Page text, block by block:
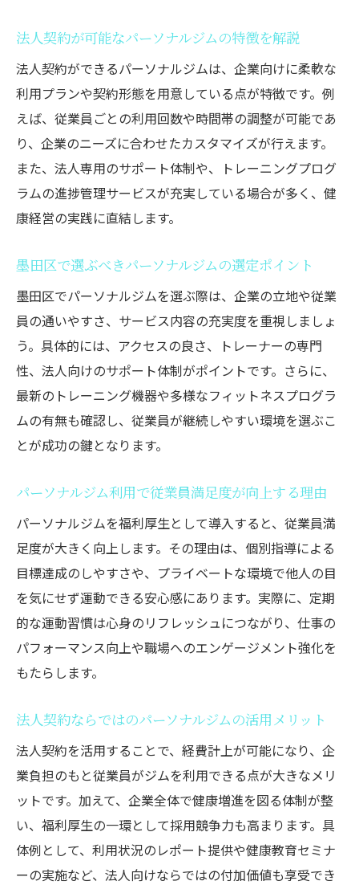
用ノウハウ
パーソナルジム導入でチームワークが強化
される背景
法人契約で得られるパーソナルジムの特別
なサービス
健康経営を支えるパーソナルジム導入のすすめ
パーソナルジム導入が企業の健康経営を支
える理由
健康経営にパーソナルジムを選択するメリ
従業員の健康意識を高めるパーソナルジム
パーソナルジム法人契約で実現する健康サ
ポート体制
健康経営の一環としてのパーソナルジム選
びのコツ
パーソナルジム法人契約の経費処理で押さ
えるべき点
経費として認められるパーソナルジム利用
の条件
パーソナルジム法人契約と福利厚生費の関
係を解説
税務面で注意したいパーソナルジム法人契
約の実務
就業規則とパーソナルジム法人契約の整備
従業員のためのジム福利厚生活用ガイド
パーソナルジム福利厚生制度の活用方法を
紹介
従業員が満足するパーソナルジム利用プラ
ンの選び方
法人契約が可能なパーソナルジムの特徴を解説
法人契約ができるパーソナルジムは、企業向けに柔軟な
利用プランや契約形態を用意している点が特徴です。例
えば、従業員ごとの利用回数や時間帯の調整が可能であ
り、企業のニーズに合わせたカスタマイズが行えます。
また、法人専用のサポート体制や、トレーニングプログ
ラムの進捗管理サービスが充実している場合が多く、健
康経営の実践に直結します。
墨田区で選ぶべきパーソナルジムの選定ポイント
墨田区でパーソナルジムを選ぶ際は、企業の立地や従業
員の通いやすさ、サービス内容の充実度を重視しましょ
う。具体的には、アクセスの良さ、トレーナーの専門
性、法人向けのサポート体制がポイントです。さらに、
最新のトレーニング機器や多様なフィットネスプログラ
ムの有無も確認し、従業員が継続しやすい環境を選ぶこ
とが成功の鍵となります。
パーソナルジム利用で従業員満足度が向上する理由
パーソナルジムを福利厚生として導入すると、従業員満
足度が大きく向上します。その理由は、個別指導による
目標達成のしやすさや、プライベートな環境で他人の目
を気にせず運動できる安心感にあります。実際に、定期
的な運動習慣は心身のリフレッシュにつながり、仕事の
パフォーマンス向上や職場へのエンゲージメント強化を
もたらします。
法人契約ならではのパーソナルジムの活用メリット
法人契約を活用することで、経費計上が可能になり、企
業負担のもと従業員がジムを利用できる点が大きなメリ
ットです。加えて、企業全体で健康増進を図る体制が整
い、福利厚生の一環として採用競争力も高まります。具
体例として、利用状況のレポート提供や健康教育セミナ
ーの実施など、法人向けならではの付加価値も享受でき